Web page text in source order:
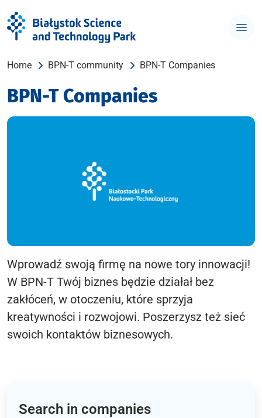
Home BPN-T community BPN-T Companies
BPN-T Companies
Wprowadź swoją firmę na nowe tory innowacji!
W BPN-T Twój biznes będzie działał bez
zakłóceń, w otoczeniu, które sprzyja
kreatywności i rozwojowi. Poszerzysz też sieć
swoich kontaktów biznesowych.
Search in companies